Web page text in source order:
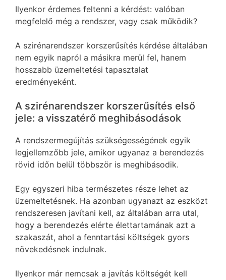
Ilyenkor érdemes feltenni a kérdést: valóban
megfelelő még a rendszer, vagy csak működik?
A szirénarendszer korszerűsítés kérdése általában
nem egyik napról a másikra merül fel, hanem
hosszabb üzemeltetési tapasztalat
eredményeként.
A szirénarendszer korszerűsítés első
jele: a visszatérő meghibásodások
A rendszermegújítás szükségességének egyik
legjellemzőbb jele, amikor ugyanaz a berendezés
rövid időn belül többször is meghibásodik.
Egy egyszeri hiba természetes része lehet az
üzemeltetésnek. Ha azonban ugyanazt az eszközt
rendszeresen javítani kell, az általában arra utal,
hogy a berendezés elérte élettartamának azt a
szakaszát, ahol a fenntartási költségek gyors
növekedésnek indulnak.
Ilyenkor már nemcsak a javítás költségét kell